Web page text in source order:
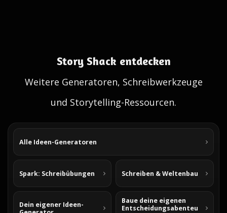
Story Shack entdecken
Weitere Generatoren, Schreibwerkzeuge
und Storytelling-Ressourcen.
Alle Ideen-Generatoren
Spark: Schreibübungen Schreiben & Weltenbau
Dein eigener Ideen-
Baue deine eigenen
Entscheidungsabenteu